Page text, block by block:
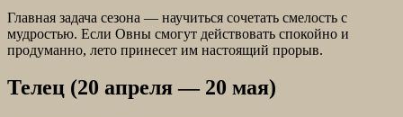
Главная задача сезона — научиться сочетать смелость с
мудростью. Если Овны смогут действовать спокойно и
продуманно, лето принесет им настоящий прорыв.
Телец (20 апреля — 20 мая)